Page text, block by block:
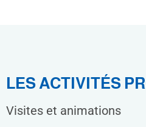
LES ACTIVITÉS
Visites et animations